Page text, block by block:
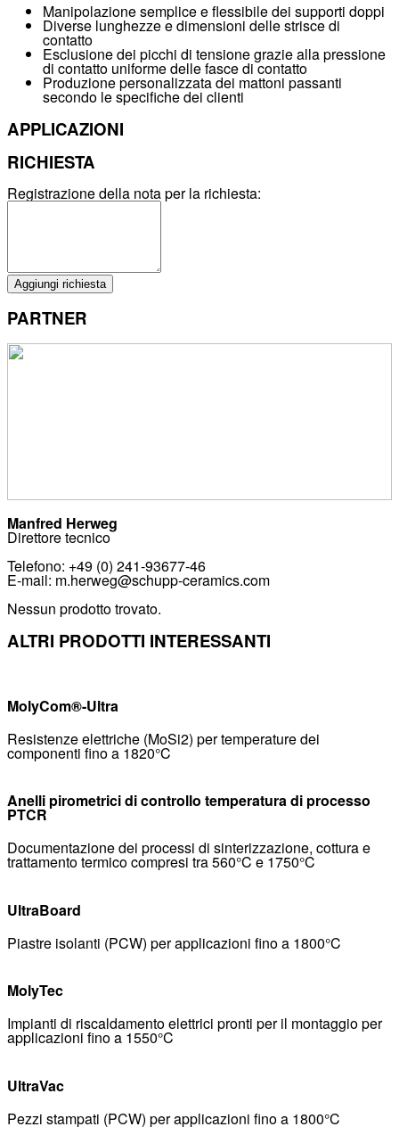
Manipolazione semplice e flessibile dei supporti doppi
Diverse lunghezze e dimensioni delle strisce di
contatto
Esclusione dei picchi di tensione grazie alla pressione
di contatto uniforme dellefasce di contatto
Produzione personalizzata dei mattoni passanti
secondo le specifiche dei clienti
APPLICAZIONI
RICHIESTA
Registrazione della nota per la richiesta:
Aggiungi richiesta
PARTNER
Manfred Herweg
Direttore tecnico
Telefono: +49 (0) 241-93677-46
E-mail: m.herweg@schupp-ceramics.com
Nessun prodotto trovato.
ALTRI PRODOTTI INTERESSANTI
MolyCom®-Ultra
Resistenze elettriche (MoSi2) per temperature dei
componenti fino a 1820°C
Anelli pirometrici di controllo temperatura di processo
PTCR
Documentazione dei processi di sinterizzazione, cottura e
trattamento termico compresi tra 560°C e 1750°C
UltraBoard
Piastre isolanti (PCW) per applicazioni fino a 1800°C
MolyTec
Impianti di riscaldamento elettrici pronti per il montaggio per
applicazioni fino a 1550°C
UltraVac
Pezzi stampati (PCW) per applicazioni fino a 1800°C